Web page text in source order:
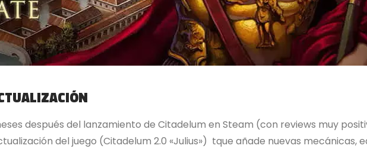
después del lanzamiento de Citadelum en Steam (con reviews muy
del juego (Citadelum 2.0 «Julius») tque añade nuevas mecánicas,